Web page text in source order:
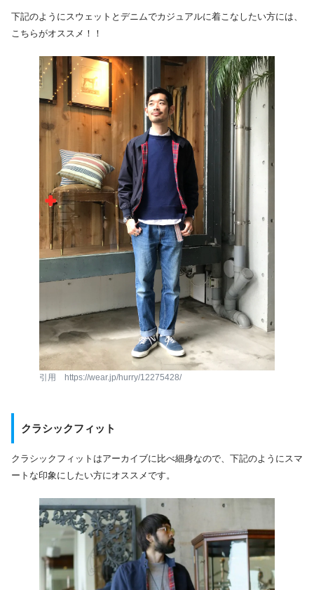
下記のようにスウェットとデニムでカジュアルに着こなしたい方には、
こちらがオススメ！！
引用 https://wear.jp/hurry/12275428/
クラシックフィット
クラシックフィットはアーカイブに比べ細身なので、下記のようにスマ
ートな印象にしたい方にオススメです。